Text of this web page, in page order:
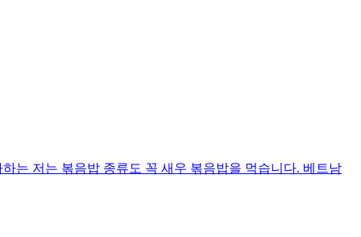
는 저는 볶음밥 종류도 꼭 새우 볶음밥을 먹습니다. 베트남